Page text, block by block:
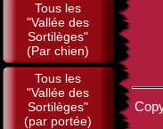
Tous les
"Vallée des
Sortilèges"
(Par chien)
Tous les
"Vallée des
Sortilèges"
(par portée)